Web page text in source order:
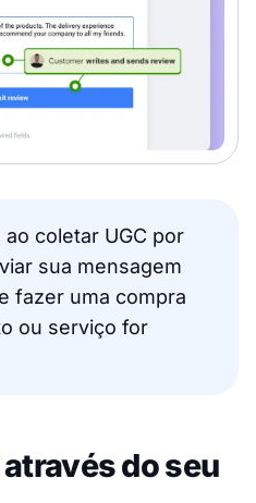
coletar UGC por
sua mensagem
fazer uma compra
ou serviço for
do seu